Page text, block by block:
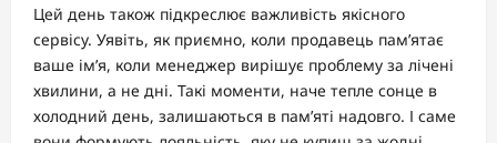
Цей день також підкреслює важливість якісного
сервісу. Уявіть, як приємно, коли продавець пам’ятає
ваше ім’я, коли менеджер вирішує проблему за лічені
хвилини, а не дні. Такі моменти, наче тепле сонце в
холодний день, залишаються в пам’яті надовго. І саме